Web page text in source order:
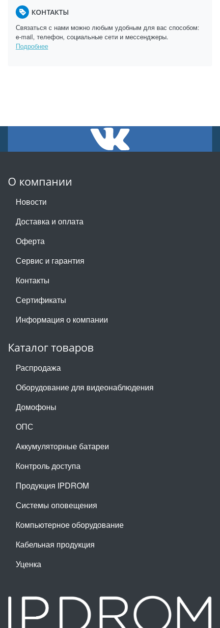
КОНТАКТЫ
Связаться с нами можно любым удобным для вас способом:
e-mail, телефон, социальные сети и мессенджеры.
Подробнее
О компании
Новости
Доставка и оплата
Оферта
Сервис и гарантия
Контакты
Сертификаты
Информация о компании
Каталог товаров
Распродажа
Оборудование для видеонаблюдения
Домофоны
ОПС
Аккумуляторные батареи
Контроль доступа
Продукция IPDROM
Системы оповещения
Компьютерное оборудование
Кабельная продукция
Уценка